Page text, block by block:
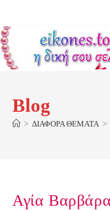
content
Blog
> ΔΙΑΦΟΡΑ ΘΕΜΑΤΑ >
Αγία